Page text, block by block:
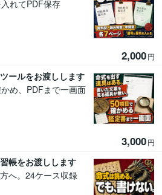
れてPDF保存
2,000円
ールをお渡しします
め、PDFまで一画面
3,000円
帳をお渡しします
へ。24ケース収録